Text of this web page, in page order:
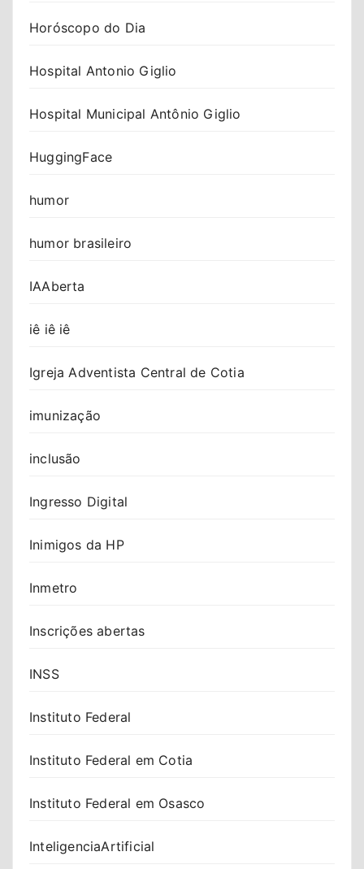
Horóscopo do Dia
Hospital Antonio Giglio
Hospital Municipal Antônio Giglio
HuggingFace
humor
humor brasileiro
IAAberta
iê iê iê
Igreja Adventista Central de Cotia
imunização
inclusão
Ingresso Digital
Inimigos da HP
Inmetro
Inscrições abertas
INSS
Instituto Federal
Instituto Federal em Cotia
Instituto Federal em Osasco
InteligenciaArtificial